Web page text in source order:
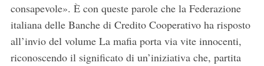
consapevole». È con queste parole che la Federazione
italiana delle Banche di Credito Cooperativo ha risposto
all’invio del volume La mafia porta via vite innocenti,
riconoscendo il significato di un’iniziativa che, partita